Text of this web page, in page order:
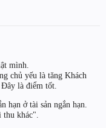
mình.
chủ yếu là tăng Khách
là điểm tốt.
hạn ở tài sản ngắn hạn.
thu khác".